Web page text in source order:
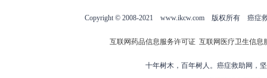
Copyright © 2008-2021 www.ikcw.com 版权所有 癌症
互联网药品信息服务许可证 互联网医疗卫生信息
十年树木，百年树人。癌症救助网，